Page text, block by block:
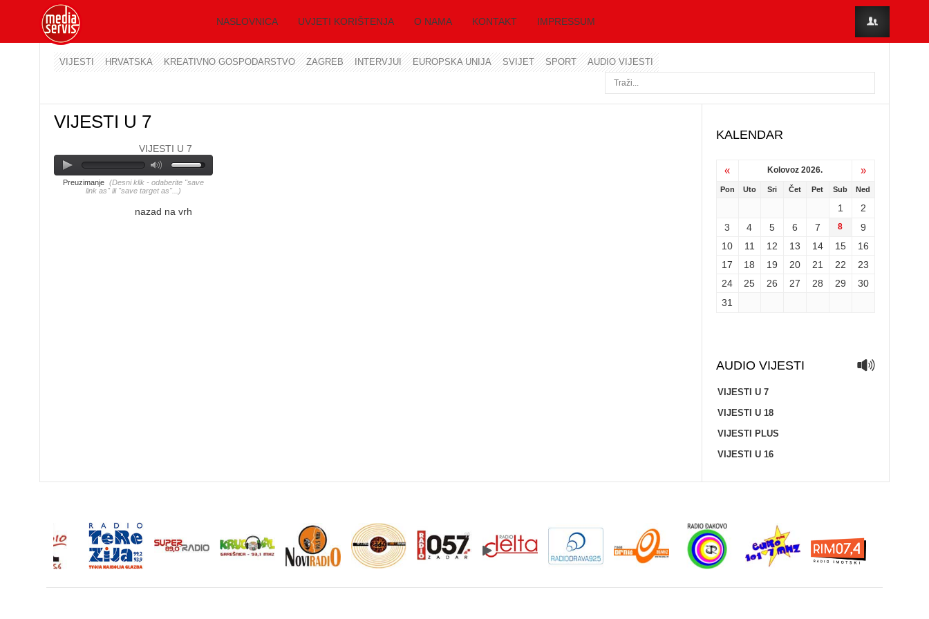
NASLOVNICA UVJETI KORIŠTENJA O NAMA KONTAKT IMPRESSUM
VIJESTI HRVATSKA KREATIVNO GOSPODARSTVO ZAGREB INTERVJUI EUROPSKA UNIJA SVIJET SPORT AUDIO VIJESTI
VIJESTI U 7
VIJESTI U 7
Preuzimanje (Desni klik - odaberite "save
link as" ili "save target as"...)
nazad na vrh
KALENDAR
« Kolovoz 2026. »
Pon Uto Sri Čet Pet Sub Ned
1
2
3
4 5 6 7 8
9
10
11 12 13 14 15
16
17
18 19 20 21 22
23
24
25 26 27 28 29
30
31
AUDIO VIJESTI
VIJESTI U 7
VIJESTI U 18
VIJESTI PLUS
VIJESTI U 16